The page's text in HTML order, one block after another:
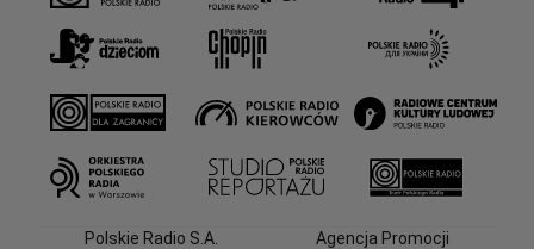
Polskie Radio S.A.
Agencja Promocji